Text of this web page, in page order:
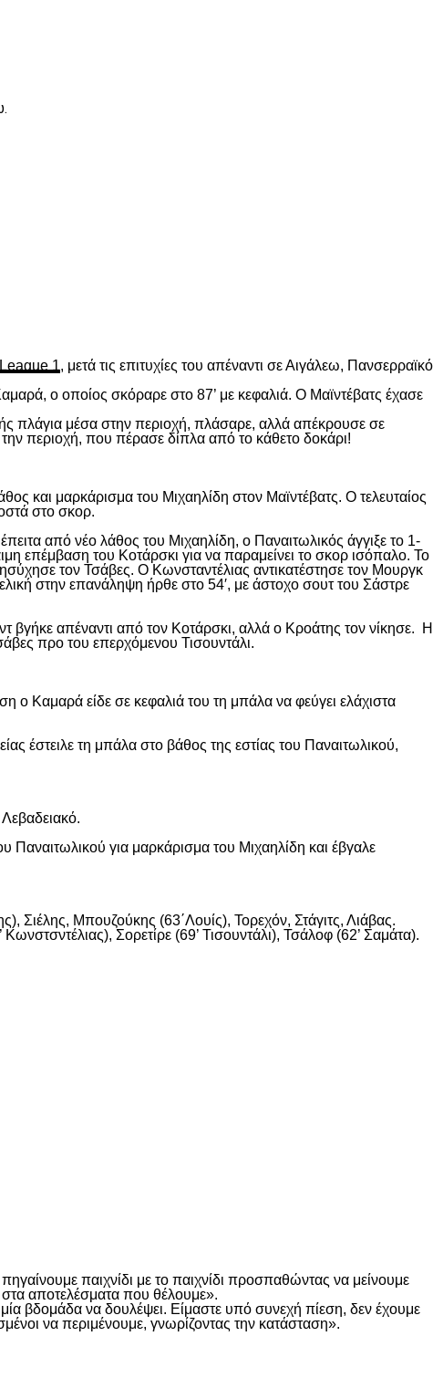
1, μετά τις επιτυχίες του απέναντι σε Αιγάλεω, Πανσερραϊκό
ο οποίος σκόραρε στο 87’ με κεφαλιά. Ο Μαϊντέβατς έχασε
πλάγια μέσα στην περιοχή, πλάσαρε, αλλά απέκρουσε σε
περιοχή, που πέρασε δίπλα από το κάθετο δοκάρι!
και μαρκάρισμα του Μιχαηλίδη στον Μαϊντέβατς. Ο τελευταίος
στο σκορ.
από νέο λάθος του Μιχαηλίδη, ο Παναιτωλικός άγγιξε το 1-
επέμβαση του Κοτάρσκι για να παραμείνει το σκορ ισόπαλο. Το
τον Τσάβες. Ο Κωνσταντέλιας αντικατέστησε τον Μουργκ
στην επανάληψη ήρθε στο 54′, με άστοχο σουτ του Σάστρε
απέναντι από τον Κοτάρσκι, αλλά ο Κροάτης τον νίκησε. Η
προ του επερχόμενου Τισουντάλι.
ο Καμαρά είδε σε κεφαλιά του τη μπάλα να φεύγει ελάχιστα
έστειλε τη μπάλα στο βάθος της εστίας του Παναιτωλικού,
για μαρκάρισμα του Μιχαηλίδη και έβγαλε
Σιέλης, Μπουζούκης (63΄Λουίς), Τορεχόν, Στάγιτς, Λιάβας.
Σορετίρε (69’ Τισουντάλι), Τσάλοφ (62’ Σαμάτα).
παιχνίδι με το παιχνίδι προσπαθώντας να μείνουμε
στα αποτελέσματα που θέλουμε».
βδομάδα να δουλέψει. Είμαστε υπό συνεχή πίεση, δεν έχουμε
να περιμένουμε, γνωρίζοντας την κατάσταση».